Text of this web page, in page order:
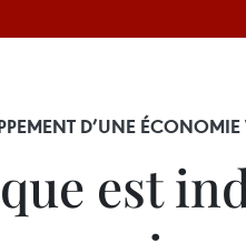
D’UNE ÉCONOMIE
est